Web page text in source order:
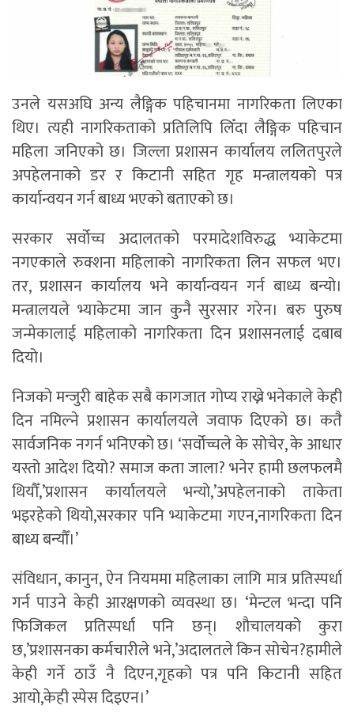
उनले यसअघि अन्य लैङ्गिक पहिचानमा नागरिकता लिएका
थिए। त्यही नागरिकताको प्रतिलिपि लिँदा लैङ्गिक पहिचान
महिला जनिएको छ। जिल्ला प्रशासन कार्यालय ललितपुरले
अपहेलनाको डर र किटानी सहित गृह मन्त्रालयको पत्र
कार्यान्वयन गर्न बाध्य भएको बताएको छ।
सरकार सर्वोच्च अदालतको परमादेशविरुद्ध भ्याकेटमा
नगएकाले रुक्शना महिलाको नागरिकता लिन सफल भए।
तर, प्रशासन कार्यालय भने कार्यान्वयन गर्न बाध्य बन्यो।
मन्त्रालयले भ्याकेटमा जान कुनै सुरसार गरेन। बरु पुरुष
जन्मेकालाई महिलाको नागरिकता दिन प्रशासनलाई दबाब
दियो।
निजको मन्जुरी बाहेक सबै कागजात गोप्य राख्ने भनेकाले केही
दिन नमिल्ने प्रशासन कार्यालयले जवाफ दिएको छ। कतै
सार्वजनिक नगर्न भनिएको छ। ‘सर्वोच्चले के सोचेर, के आधार
यस्तो आदेश दियो? समाज कता जाला? भनेर हामी छलफलमै
थियौँ,’प्रशासन कार्यालयले भन्यो,’अपहेलनाको ताकेता
भइरहेको थियो,सरकार पनि भ्याकेटमा गएन,नागरिकता दिन
बाध्य बन्यौँ।’
संविधान, कानुन, ऐन नियममा महिलाका लागि मात्र प्रतिस्पर्धा
गर्न पाउने केही आरक्षणको व्यवस्था छ। ‘मेन्टल भन्दा पनि
फिजिकल प्रतिस्पर्धा पनि छन्। शौचालयको कुरा
छ,’प्रशासनका कर्मचारीले भने,’अदालतले किन सोचेन?हामीले
केही गर्ने ठाउँ नै दिएन,गृहको पत्र पनि किटानी सहित
आयो,केही स्पेस दिइएन।’